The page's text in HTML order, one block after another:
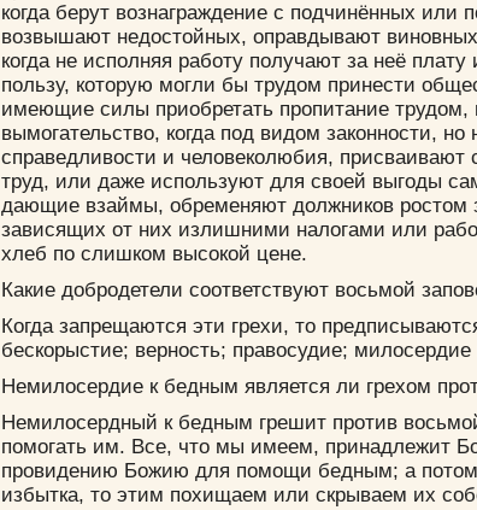
когда берут вознаграждение с подчинённых
возвышают недостойных, оправдывают
когда не исполняя работу получают за неё
пользу, которую могли бы трудом принести
имеющие силы приобретать пропитание трудом,
вымогательство, когда под видом законности,
справедливости и человеколюбия,
труд, или даже используют для своей выгоды
дающие взаймы, обременяют должников ростом
зависящих от них излишними налогами или
хлеб по слишком высокой цене.
Какие добродетели соответствуют восьмой
Когда запрещаются эти грехи, то
бескорыстие; верность; правосудие;
Немилосердие к бедным является ли грехом
Немилосердный к бедным грешит против
помогать им. Все, что мы имеем, принадлежит
провидению Божию для помощи бедным; а
избытка, то этим похищаем или скрываем их
Вход
Цвет: